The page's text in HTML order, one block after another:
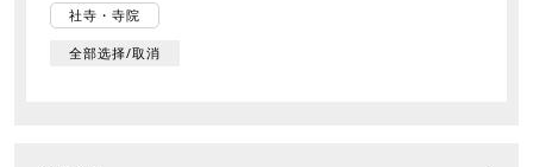
社寺・寺院
全部选择/取消